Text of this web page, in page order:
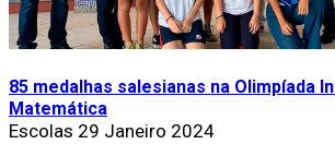
85 medalhas salesianas na Olimpíada
Matemática
Escolas 29 Janeiro 2024